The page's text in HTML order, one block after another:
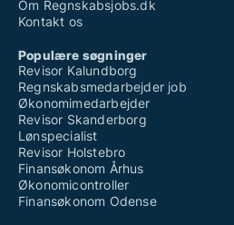
Om Regnskabsjobs.dk
Kontakt os
Populære søgninger
Revisor Kalundborg
Regnskabsmedarbejder job
Økonomimedarbejder
Revisor Skanderborg
Lønspecialist
Revisor Holstebro
Finansøkonom Århus
Økonomicontroller
Finansøkonom Odense